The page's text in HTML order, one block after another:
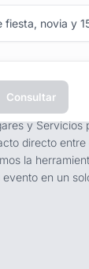
fiesta, novia y
Consultar
y Servicios
directo
la
en un